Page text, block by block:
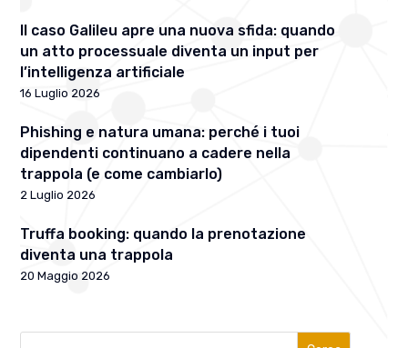
Il caso Galileu apre una nuova sfida: quando
un atto processuale diventa un input per
l’intelligenza artificiale
16 Luglio 2026
Phishing e natura umana: perché i tuoi
dipendenti continuano a cadere nella
trappola (e come cambiarlo)
2 Luglio 2026
Truffa booking: quando la prenotazione
diventa una trappola
20 Maggio 2026